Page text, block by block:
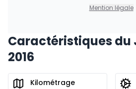
Mention légale
Caractéristiques du
2016
Kilométrage